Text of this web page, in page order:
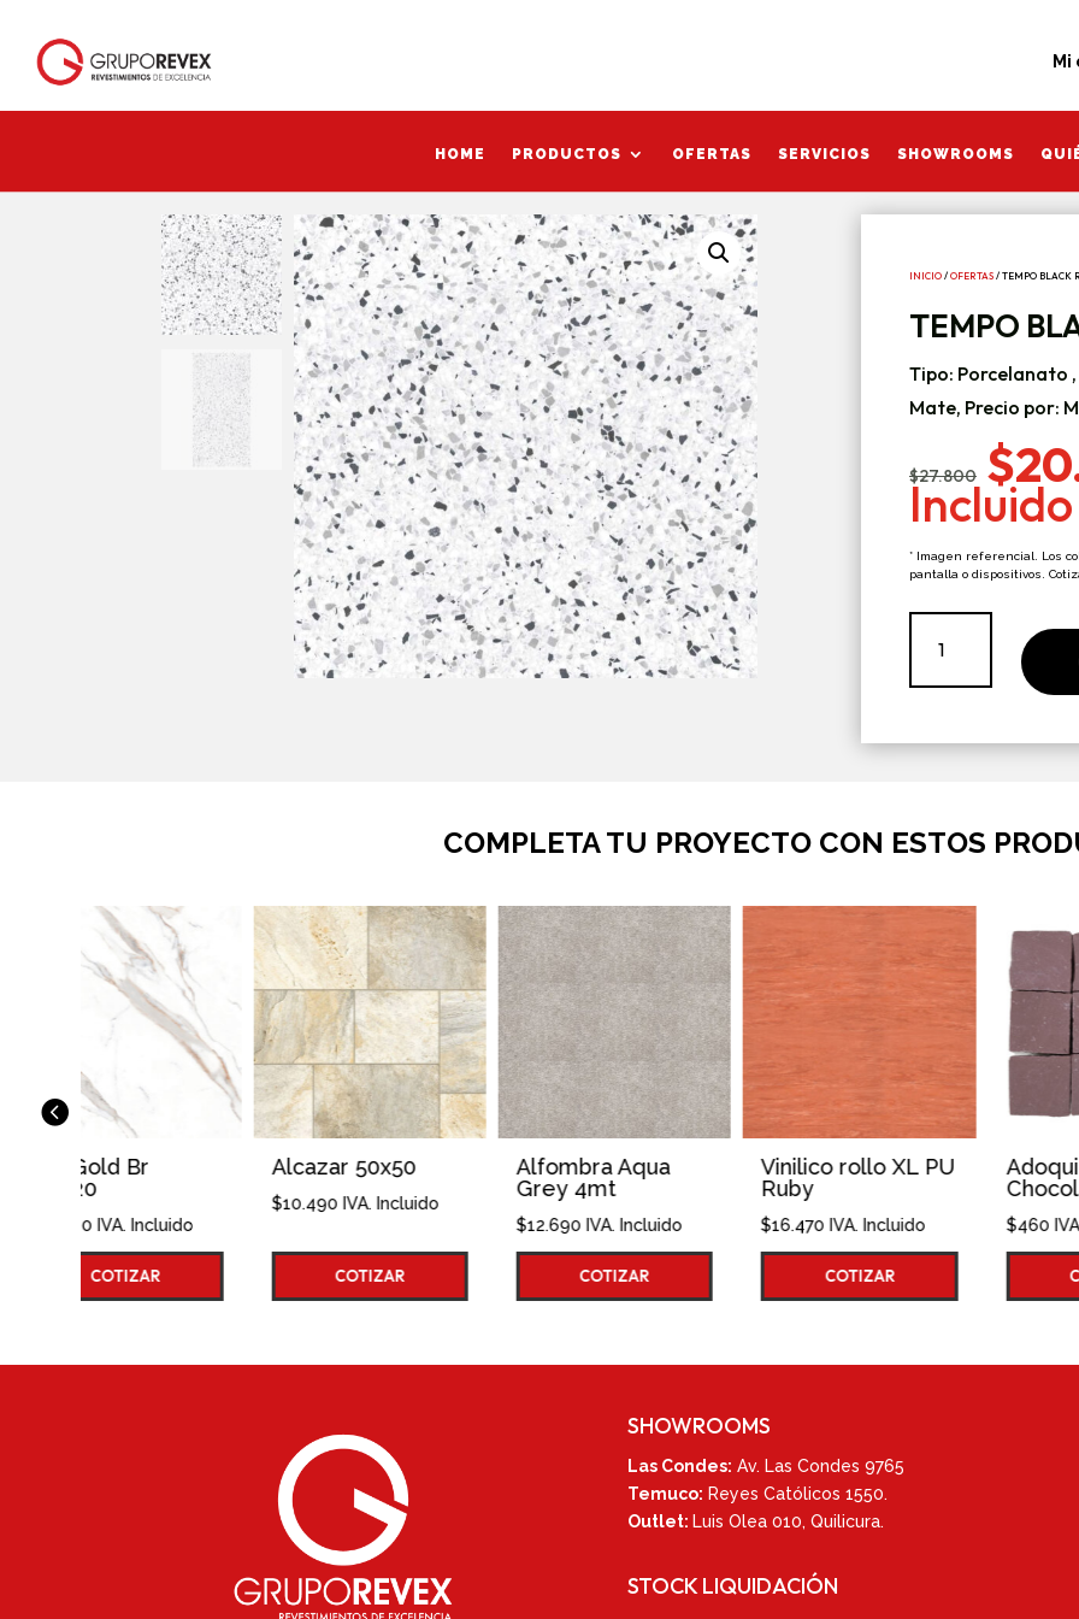
Mi Mi
HOME PRODUCTOS OFERTAS SERVICIOS SHOWROOMS
INICIO/ OFERTAS/ TEMPO BLACK
TEMPO
Tipo: Porcelanato
Mate, Precio por:
$27.800 El
era:
$
Incluido
* Imagen referencial. Los
pantalla o dispositivos.
Black
COMPLETA TU PROYECTO CON ESTOS
Alcazar 50x50
IVA. Incluido
Alfombra Aqua
IVA. Incluido
Vinilico rollo XL PU
Ruby
$ 16.470 IVA. Incluido
Adoquin
Chocolate 10x10
$ 460 IVA. Incluido
SHOWROOMS
Las Condes: Av. Las Condes 9765
Temuco: Reyes Católicos 1550.
Outlet: Luis Olea 010,Quilicura.
STOCK LIQUIDACIÓN